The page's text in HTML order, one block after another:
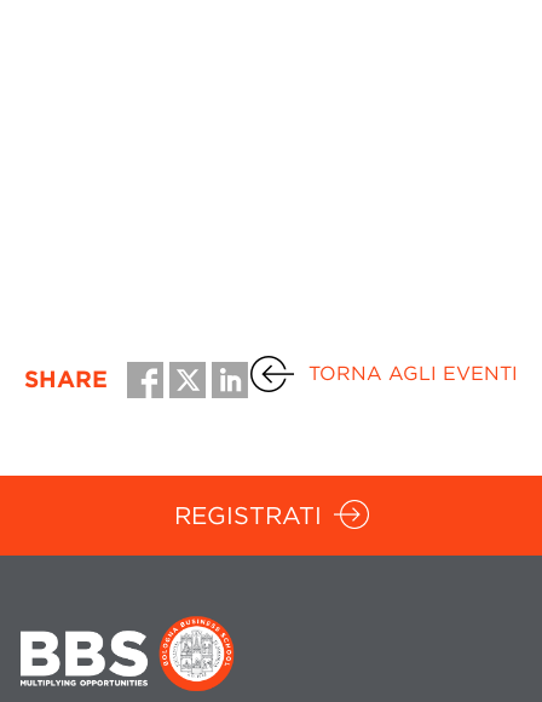
SHARE TORNA AGLI EVENTI
REGISTRATI